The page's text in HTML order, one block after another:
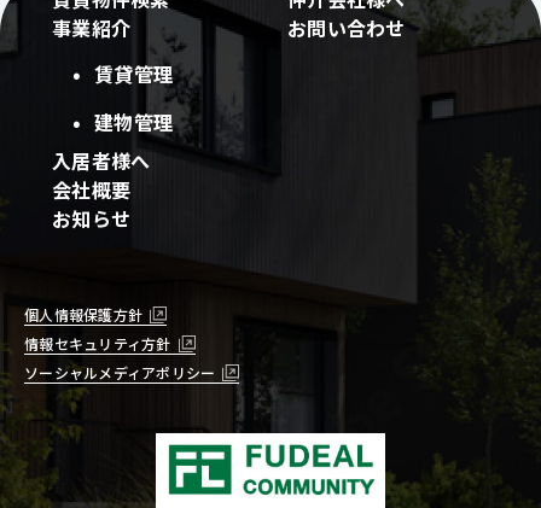
事業紹介
賃貸管理
建物管理
入居者様へ
会社概要
お知らせ
お問い合わせ
個人情報保護方針
ソーシャルメディアポリシー
情報セキュリティ方針